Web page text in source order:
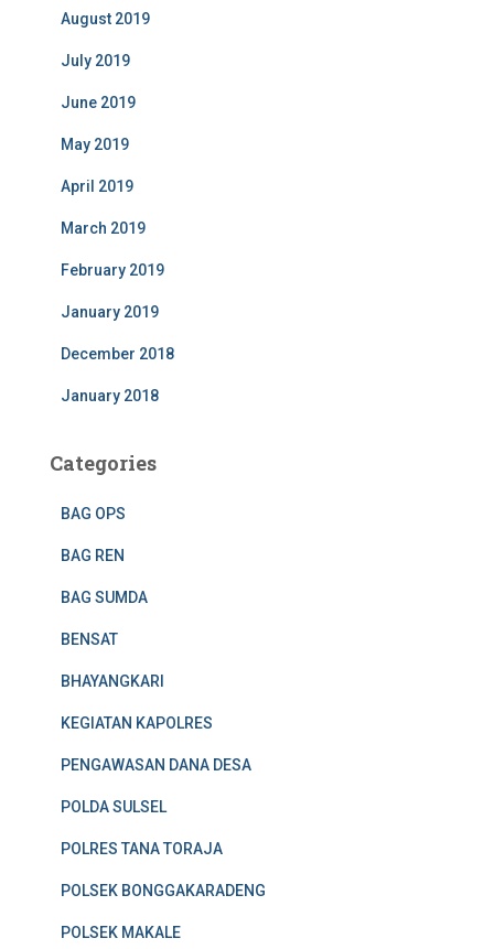
August 2019
July 2019
June 2019
May 2019
April 2019
March 2019
February 2019
January 2019
December 2018
January 2018
Categories
BAG OPS
BAG REN
BAG SUMDA
BENSAT
BHAYANGKARI
KEGIATAN KAPOLRES
PENGAWASAN DANA DESA
POLDA SULSEL
POLRES TANA TORAJA
POLSEK BONGGAKARADENG
POLSEK MAKALE